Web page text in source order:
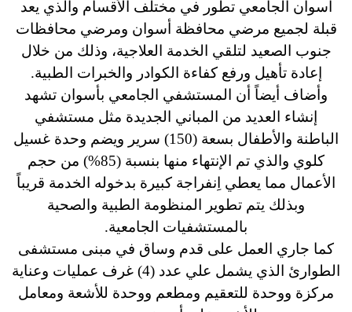
أسوان الجامعي تطور في مختلف الأقسام والذي يعد
قبلة لجميع مرضي محافظة أسوان ومرضي محافظات
جنوب الصعيد لتلقي الخدمة العلاجية، وذلك من خلال
إعادة تأهيل ورفع كفاءة الكوادر والخبرات الطبية.
وأضاف أيضاً أن المستشفي الجامعي بأسوان تشهد
إنشاء العديد من المباني الجديدة مثل مستشفي
الباطنة والأطفال بسعة (150) سرير ويضم وحدة غسيل
كلوي والذي تم الإنتهاء منها بنسبة (85%) من حجم
الأعمال مما يعطي اِنفراجة كبيرة بدخوله الخدمة قريباً
وبذلك يتم تطوير المنظومة الطبية والصحية
بالمستشفيات الجامعية.
كما جاري العمل على قدم وساق في مبنى مستشفى
الطوارئ الذي يشمل علي عدد (4) غرف عمليات وعناية
مركزة ووحدة للتعقيم ومطعم ووحدة للأشعة ومعامل